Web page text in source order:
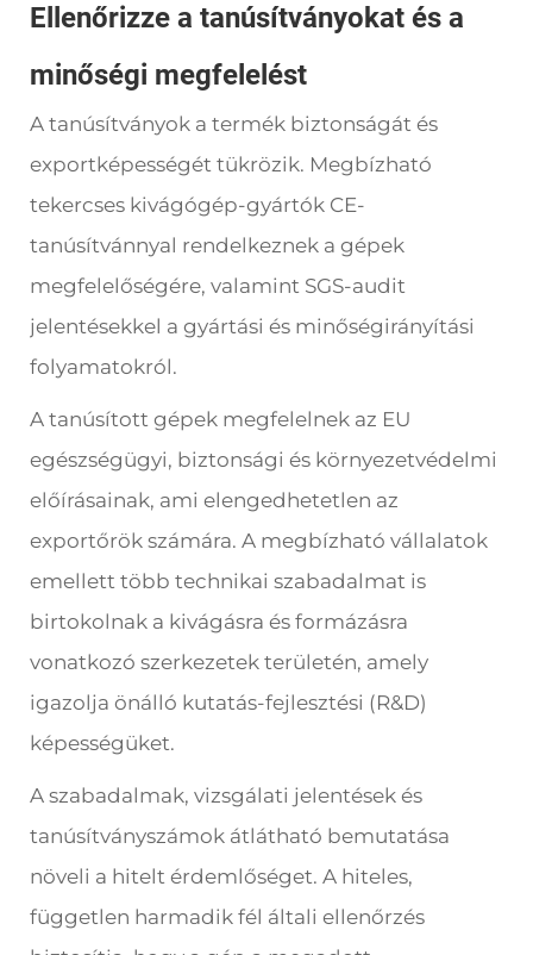
Ellenőrizze a tanúsítványokat és a
minőségi megfelelést
A tanúsítványok a termék biztonságát és
exportképességét tükrözik. Megbízható
tekercses kivágógép-gyártók CE-
tanúsítvánnyal rendelkeznek a gépek
megfelelőségére, valamint SGS-audit
jelentésekkel a gyártási és minőségirányítási
folyamatokról.
A tanúsított gépek megfelelnek az EU
egészségügyi, biztonsági és környezetvédelmi
előírásainak, ami elengedhetetlen az
exportőrök számára. A megbízható vállalatok
emellett több technikai szabadalmat is
birtokolnak a kivágásra és formázásra
vonatkozó szerkezetek területén, amely
igazolja önálló kutatás-fejlesztési (R&D)
képességüket.
A szabadalmak, vizsgálati jelentések és
tanúsítványszámok átlátható bemutatása
növeli a hitelt érdemlőséget. A hiteles,
független harmadik fél általi ellenőrzés